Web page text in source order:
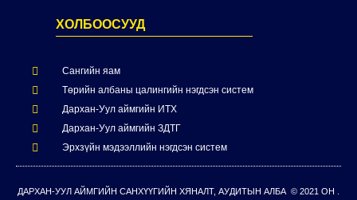
ХОЛБООСУУД
Сангийн яам
Төрийн албаны цалингийн нэгдсэн систем
Дархан-Уул аймгийн ИТХ
Дархан-Уул аймгийн ЗДТГ
Эрхзүйн мэдээллийн нэгдсэн систем
ДАРХАН-УУЛ АЙМГИЙН САНХҮҮГИЙН ХЯНАЛТ, АУДИТЫН АЛБА © 2021 ОН .